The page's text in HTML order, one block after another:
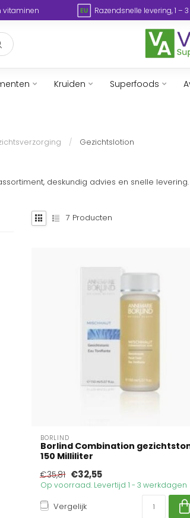
vitaminen Razendsnelle levering, 1 –
Kruiden Superfoods
/ Gezichtslotion
deskundig advies en snelle
7 Producten
BORLIND
Borlind Combination
150 Milliliter
€35,81 €32,55
Op voorraad. Levertijd 1 - 3 werkdagen
Vergelijk